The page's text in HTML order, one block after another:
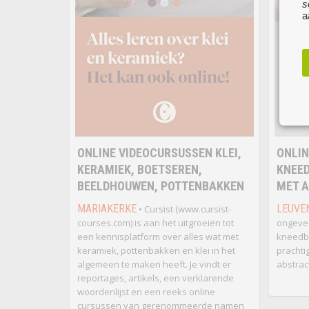
ONLINE VIDEOCURSUSSEN KLEI,
KERAMIEK, BOETSEREN,
BEELDHOUWEN, POTTENBAKKEN
MARIAKERKE • Cursist (www.cursist-
courses.com) is aan het uitgroeien tot
een kennisplatform over alles wat met
keramiek, pottenbakken en klei in het
algemeen te maken heeft. Je vindt er
reportages, artikels, een verklarende
woordenlijst en een reeks online
cursussen van gerenommeerde namen
MET